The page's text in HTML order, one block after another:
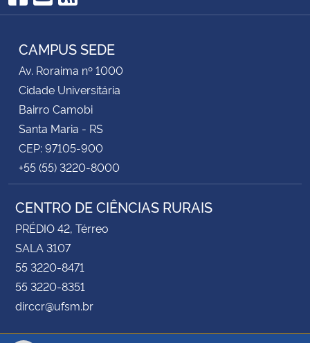
Facebook
YouTube
RSS
CAMPUS SEDE
Av. Roraima nº 1000
Cidade Universitária
Bairro Camobi
Santa Maria - RS
CEP: 97105-900
+55 (55) 3220-8000
CENTRO DE CIÊNCIAS RURAIS
PRÉDIO 42, Térreo
SALA 3107
55 3220-8471
55 3220-8351
dirccr@ufsm.br